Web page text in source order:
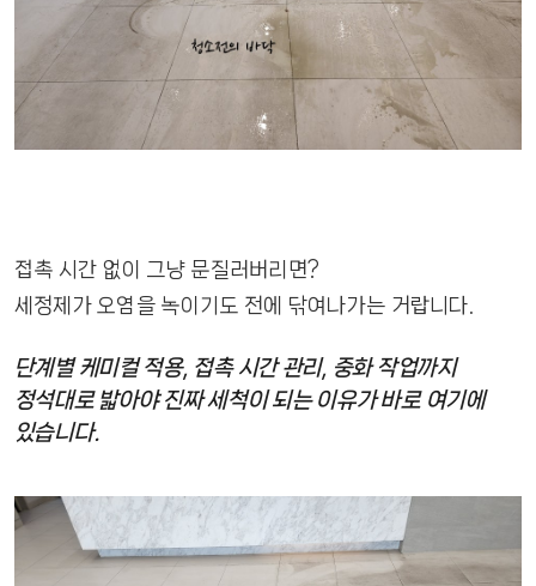
접촉 시간 없이 그냥 문질러버리면?
세정제가 오염을 녹이기도 전에 닦여나가는 거랍니다.
단계별 케미컬 적용, 접촉 시간 관리, 중화 작업까지
정석대로 밟아야 진짜 세척이 되는 이유가 바로 여기에
있습니다.